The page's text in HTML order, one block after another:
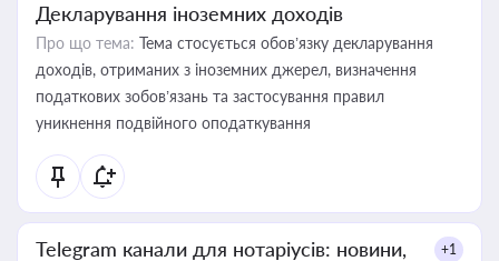
Декларування іноземних доходів
Про що тема: Тема стосується обов’язку декларування
доходів, отриманих з іноземних джерел, визначення
податкових зобов’язань та застосування правил
уникнення подвійного оподаткування
Telegram канали для нотаріусів: новини,
+1